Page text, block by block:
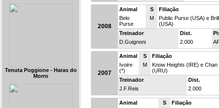
Tenuta Poggione - Haras do
Morro
2008
Animal S
Filiação
Belo
Purse
M
Public Purse (USA) e
(USA)
Treinador
Dist.
D.Guignoni
2.000
2007
Animal S
Filiação
Ivoire
(*)
M
Know Heights (IRE) e
(URU)
Treinador
Dist.
J.F.Reis
2.000
Animal S
Filiação